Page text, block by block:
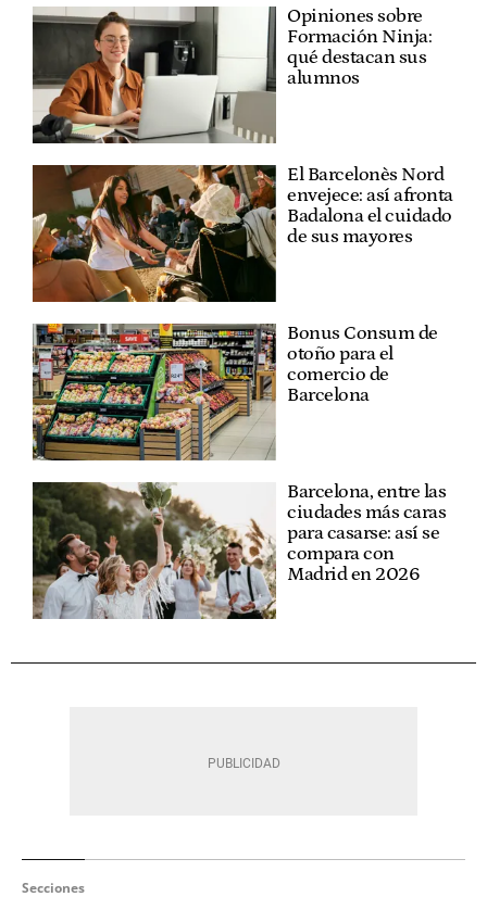
Opiniones sobre
Formación Ninja:
qué destacan sus
alumnos
El Barcelonès Nord
envejece: así afronta
Badalona el cuidado
de sus mayores
Bonus Consum de
otoño para el
comercio de
Barcelona
Barcelona, entre las
ciudades más caras
para casarse: así se
compara con
Madrid en 2026
Secciones